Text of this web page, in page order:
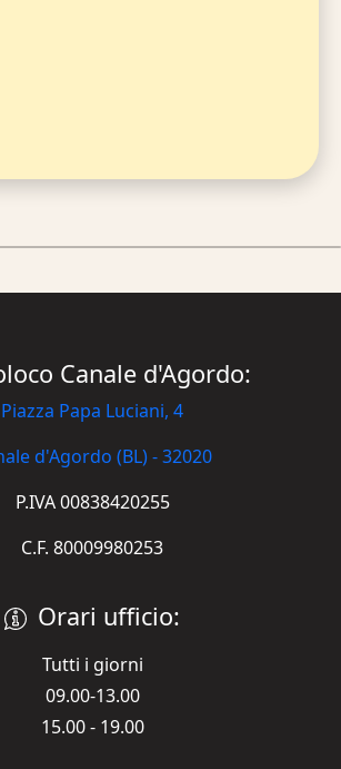
Canale d'Agordo:
Piazza Papa Luciani, 4
d'Agordo (BL) - 32020
P.IVA 00838420255
C.F. 80009980253
Orari ufficio:
Tutti i giorni
09.00-13.00
15.00 - 19.00